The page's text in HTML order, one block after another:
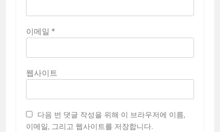
이메일 *
웹사이트
다음 번 댓글 작성을 위해 이 브라우저에 이름,
이메일, 그리고 웹사이트를 저장합니다.